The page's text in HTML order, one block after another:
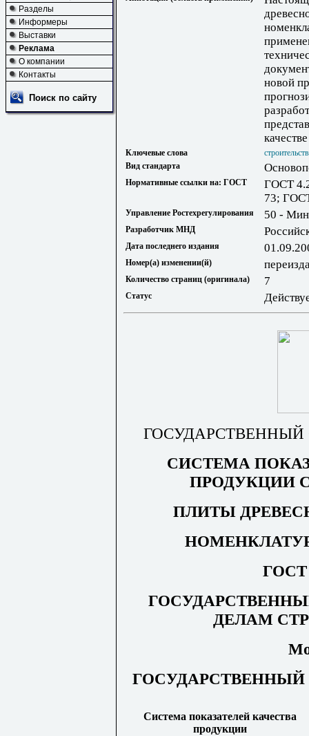
Разделы
Информеры
Выставки
Реклама
О компании
Контакты
Поиск по сайту
новой
качестве
Ключевые слова
Вид стандарта
Нормативные ссылки на: ГОСТ
ГОСТ
73;
Управление Ростехрегулирования 50 -
Разработчик МНД
Дата последнего издания
Номер(а) изменении(й)
Количество страниц (оригинала) 7
Статус
СИСТЕМА
ПРОДУКЦИИ
ПЛИТЫ
ДЕЛАМ
Система показателей качества
продукции